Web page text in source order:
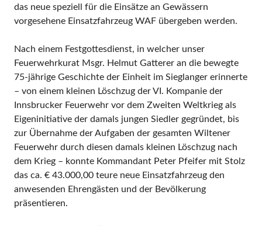
das neue speziell für die Einsätze an Gewässern
vorgesehene Einsatzfahrzeug WAF übergeben werden.
Nach einem Festgottesdienst, in welcher unser
Feuerwehrkurat Msgr. Helmut Gatterer an die bewegte
75-jährige Geschichte der Einheit im Sieglanger erinnerte
– von einem kleinen Löschzug der VI. Kompanie der
Innsbrucker Feuerwehr vor dem Zweiten Weltkrieg als
Eigeninitiative der damals jungen Siedler gegründet, bis
zur Übernahme der Aufgaben der gesamten Wiltener
Feuerwehr durch diesen damals kleinen Löschzug nach
dem Krieg – konnte Kommandant Peter Pfeifer mit Stolz
das ca. € 43.000,00 teure neue Einsatzfahrzeug den
anwesenden Ehrengästen und der Bevölkerung
präsentieren.